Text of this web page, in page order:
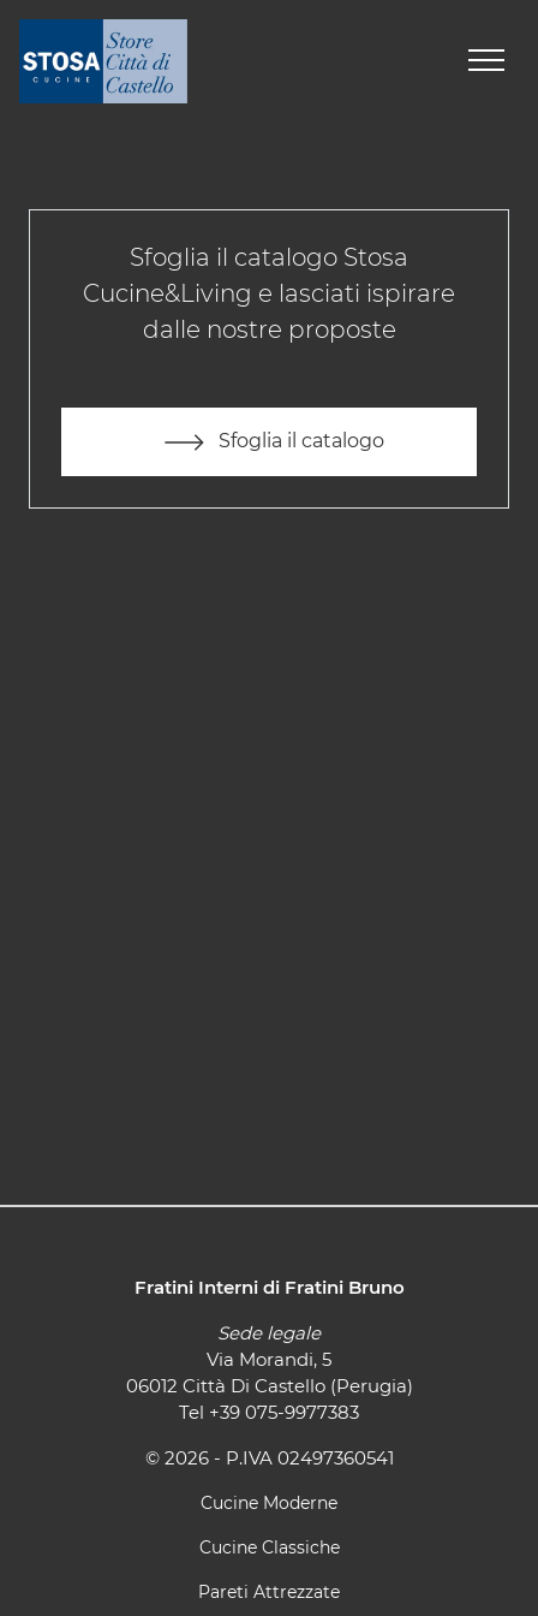
Sfoglia il catalogo Stosa
Cucine&Living e lasciati ispirare
dalle nostre proposte
Sfoglia il catalogo
Fratini Interni di Fratini Bruno
Sede legale
Via Morandi, 5
06012 Città Di Castello (Perugia)
Tel +39 075-9977383
© 2026 - P.IVA 02497360541
Cucine Moderne
Cucine Classiche
Pareti Attrezzate